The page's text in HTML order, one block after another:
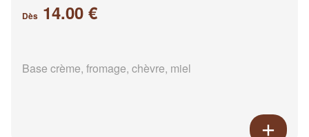
Dès 14.00 €
Base crème, fromage, chèvre, miel